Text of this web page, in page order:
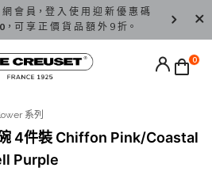
會 員，登 入 使 用 迎 新 優 惠 碼
，可 享 正 價 貨 品 額 外 9 折。
香 港 / 澳
0
系列
4件裝 Chiffon Pink/Coastal
Purple